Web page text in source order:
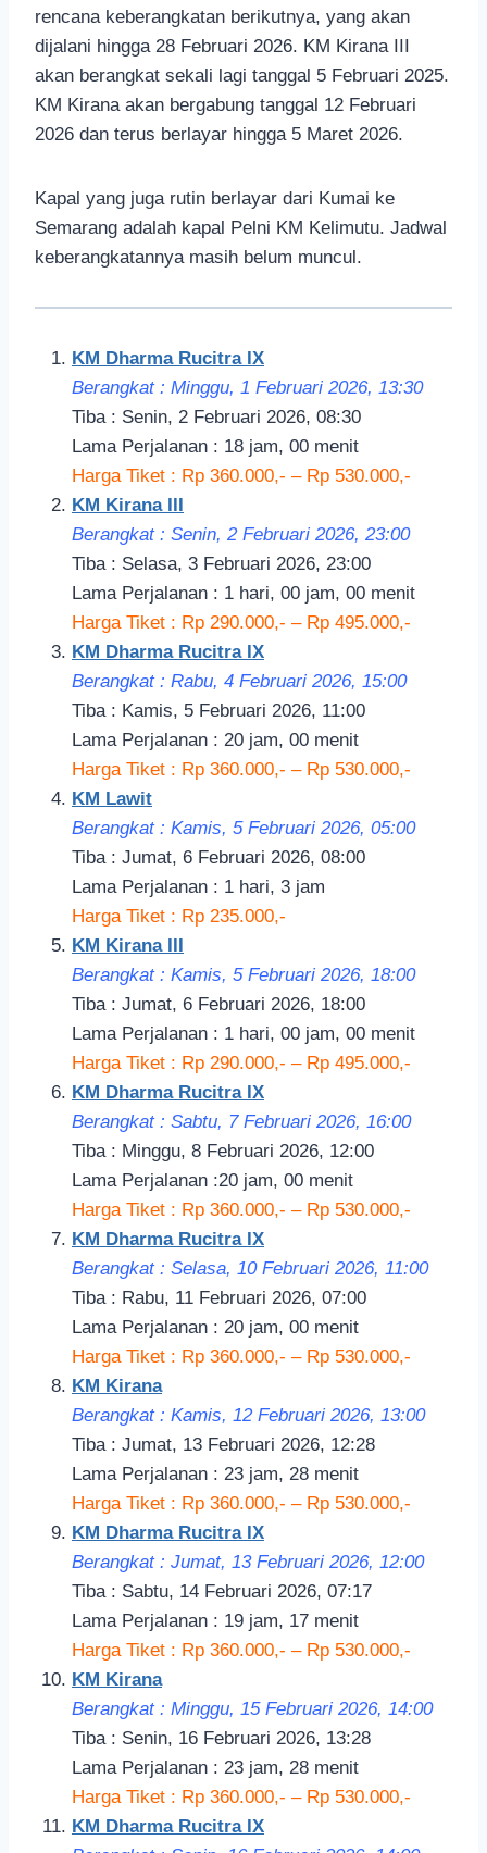
rencana keberangkatan berikutnya, yang akan
dijalani hingga 28 Februari 2026. KM Kirana III
akan berangkat sekali lagi tanggal 5 Februari 2025.
KM Kirana akan bergabung tanggal 12 Februari
2026 dan terus berlayar hingga 5 Maret 2026.
Kapal yang juga rutin berlayar dari Kumai ke
Semarang adalah kapal Pelni KM Kelimutu. Jadwal
keberangkatannya masih belum muncul.
KM Dharma Rucitra IX
Berangkat : Minggu, 1 Februari 2026, 13:30
Tiba : Senin, 2 Februari 2026, 08:30
Lama Perjalanan : 18 jam, 00 menit
Harga Tiket : Rp 360.000,- – Rp 530.000,-
KM Kirana III
Berangkat : Senin, 2 Februari 2026, 23:00
Tiba : Selasa, 3 Februari 2026, 23:00
Lama Perjalanan : 1 hari, 00 jam, 00 menit
Harga Tiket : Rp 290.000,- – Rp 495.000,-
KM Dharma Rucitra IX
Berangkat : Rabu, 4 Februari 2026, 15:00
Tiba : Kamis, 5 Februari 2026, 11:00
Lama Perjalanan : 20 jam, 00 menit
Harga Tiket : Rp 360.000,- – Rp 530.000,-
KM Lawit
Berangkat : Kamis, 5 Februari 2026, 05:00
Tiba : Jumat, 6 Februari 2026, 08:00
Lama Perjalanan : 1 hari, 3 jam
Harga Tiket : Rp 235.000,-
KM Kirana III
Berangkat : Kamis, 5 Februari 2026, 18:00
Tiba : Jumat, 6 Februari 2026, 18:00
Lama Perjalanan : 1 hari, 00 jam, 00 menit
Harga Tiket : Rp 290.000,- – Rp 495.000,-
KM Dharma Rucitra IX
Berangkat : Sabtu, 7 Februari 2026, 16:00
Tiba : Minggu, 8 Februari 2026, 12:00
Lama Perjalanan :20 jam, 00 menit
Harga Tiket : Rp 360.000,- – Rp 530.000,-
KM Dharma Rucitra IX
Berangkat : Selasa, 10 Februari 2026, 11:00
Tiba : Rabu, 11 Februari 2026, 07:00
Lama Perjalanan : 20 jam, 00 menit
Harga Tiket : Rp 360.000,- – Rp 530.000,-
KM Kirana
Berangkat : Kamis, 12 Februari 2026, 13:00
Tiba : Jumat, 13 Februari 2026, 12:28
Lama Perjalanan : 23 jam, 28 menit
Harga Tiket : Rp 360.000,- – Rp 530.000,-
KM Dharma Rucitra IX
Berangkat : Jumat, 13 Februari 2026, 12:00
Tiba : Sabtu, 14 Februari 2026, 07:17
Lama Perjalanan : 19 jam, 17 menit
Harga Tiket : Rp 360.000,- – Rp 530.000,-
KM Kirana
Berangkat : Minggu, 15 Februari 2026, 14:00
Tiba : Senin, 16 Februari 2026, 13:28
Lama Perjalanan : 23 jam, 28 menit
Harga Tiket : Rp 360.000,- – Rp 530.000,-
KM Dharma Rucitra IX